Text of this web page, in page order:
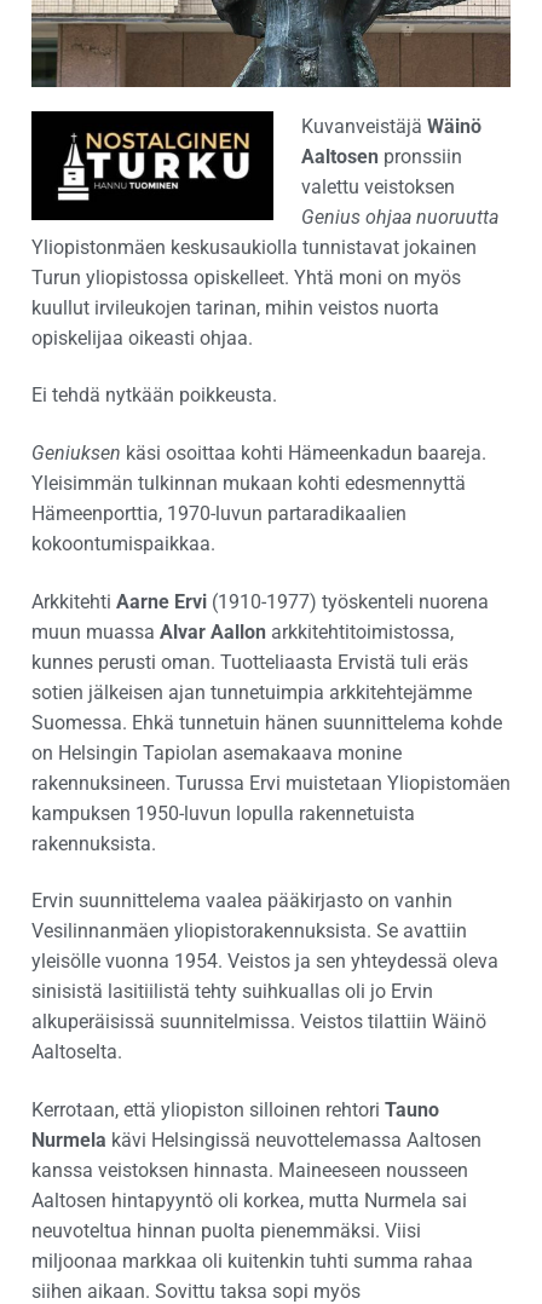
Kuvanveistäjä Wäinö
Aaltosen pronssiin
valettu veistoksen
Genius ohjaa nuoruutta
Yliopistonmäen keskusaukiolla tunnistavat jokainen
Turun yliopistossa opiskelleet. Yhtä moni on myös
kuullut irvileukojen tarinan, mihin veistos nuorta
opiskelijaa oikeasti ohjaa.
Ei tehdä nytkään poikkeusta.
Geniuksen käsi osoittaa kohti Hämeenkadun baareja.
Yleisimmän tulkinnan mukaan kohti edesmennyttä
Hämeenporttia, 1970-luvun partaradikaalien
kokoontumispaikkaa.
Arkkitehti Aarne Ervi (1910-1977) työskenteli nuorena
muun muassa Alvar Aallon arkkitehtitoimistossa,
kunnes perusti oman. Tuotteliaasta Ervistä tuli eräs
sotien jälkeisen ajan tunnetuimpia arkkitehtejämme
Suomessa. Ehkä tunnetuin hänen suunnittelema kohde
on Helsingin Tapiolan asemakaava monine
rakennuksineen. Turussa Ervi muistetaan Yliopistomäen
kampuksen 1950-luvun lopulla rakennetuista
rakennuksista.
Ervin suunnittelema vaalea pääkirjasto on vanhin
Vesilinnanmäen yliopistorakennuksista. Se avattiin
yleisölle vuonna 1954. Veistos ja sen yhteydessä oleva
sinisistä lasitiilistä tehty suihkuallas oli jo Ervin
alkuperäisissä suunnitelmissa. Veistos tilattiin Wäinö
Aaltoselta.
Kerrotaan, että yliopiston silloinen rehtori Tauno
Nurmela kävi Helsingissä neuvottelemassa Aaltosen
kanssa veistoksen hinnasta. Maineeseen nousseen
Aaltosen hintapyyntö oli korkea, mutta Nurmela sai
neuvoteltua hinnan puolta pienemmäksi. Viisi
miljoonaa markkaa oli kuitenkin tuhti summa rahaa
siihen aikaan. Sovittu taksa sopi myös